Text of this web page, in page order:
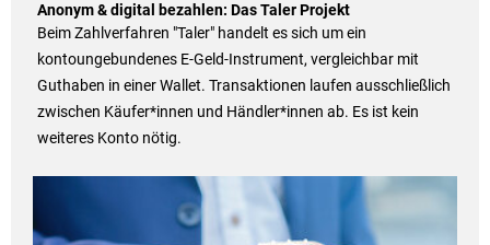
Anonym & digital bezahlen: Das Taler Projekt
Beim Zahlverfahren "Taler" handelt es sich um ein
kontoungebundenes E-Geld-Instrument, vergleichbar mit
Guthaben in einer Wallet. Transaktionen laufen ausschließlich
zwischen Käufer*innen und Händler*innen ab. Es ist kein
weiteres Konto nötig.